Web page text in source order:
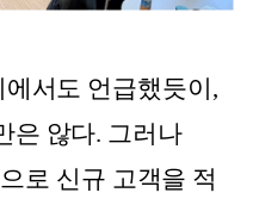
서도 언급했듯이,
은 않다. 그러나
로 신규 고객을 적